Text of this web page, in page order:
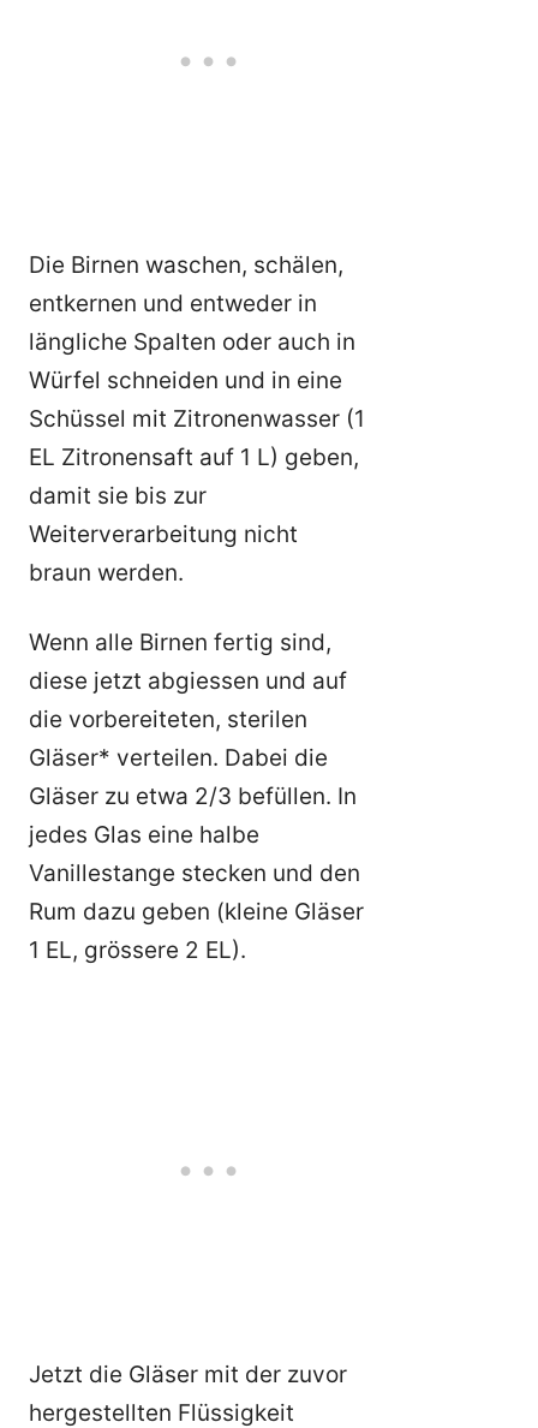
Die Birnen waschen, schälen,
entkernen und entweder in
längliche Spalten oder auch in
Würfel schneiden und in eine
Schüssel mit Zitronenwasser (1
EL Zitronensaft auf 1 L) geben,
damit sie bis zur
Weiterverarbeitung nicht
braun werden.
Wenn alle Birnen fertig sind,
diese jetzt abgiessen und auf
die vorbereiteten, sterilen
Gläser* verteilen. Dabei die
Gläser zu etwa 2/3 befüllen. In
jedes Glas eine halbe
Vanillestange stecken und den
Rum dazu geben (kleine Gläser
1 EL, grössere 2 EL).
Jetzt die Gläser mit der zuvor
hergestellten Flüssigkeit